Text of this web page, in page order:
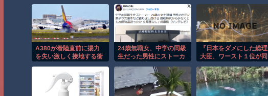
A380が着陸直前に揚力
を失い激しく接地する衝
24歳無職女、中学の同級
生だった男性にストーカ
ないのに20回以上物品贈
る
『日本をダメにした総理
大臣、ワースト１位が同
屋、食器の仕分けまでセ
ルフに』ほか 8/7 ネタ